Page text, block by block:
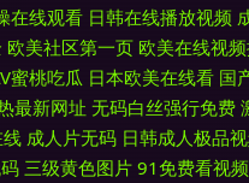
在线观看 日韩在线播放视频
欧美社区第一页 欧美在线视
蜜桃吃瓜 日本欧美在线看 国
最新网址 无码白丝强行免费
成人片无码 日韩成人极品
三级黄色图片 91免费看视频